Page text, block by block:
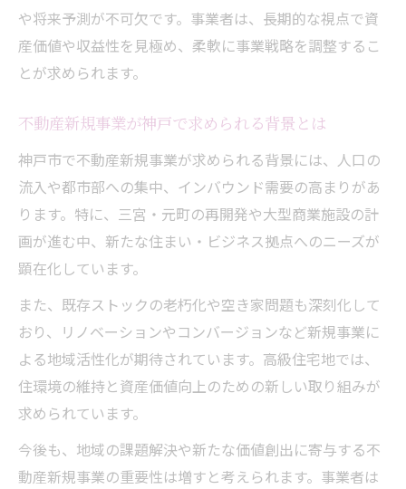
や将来予測が不可欠です。事業者は、長期的な視点で資
産価値や収益性を見極め、柔軟に事業戦略を調整するこ
とが求められます。
不動産新規事業が神戸で求められる背景とは
神戸市で不動産新規事業が求められる背景には、人口の
流入や都市部への集中、インバウンド需要の高まりがあ
ります。特に、三宮・元町の再開発や大型商業施設の計
画が進む中、新たな住まい・ビジネス拠点へのニーズが
顕在化しています。
また、既存ストックの老朽化や空き家問題も深刻化して
おり、リノベーションやコンバージョンなど新規事業に
よる地域活性化が期待されています。高級住宅地では、
住環境の維持と資産価値向上のための新しい取り組みが
求められています。
今後も、地域の課題解決や新たな価値創出に寄与する不
動産新規事業の重要性は増すと考えられます。事業者は